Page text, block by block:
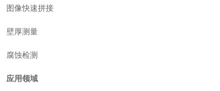
图像快速拼接
壁厚测量
腐蚀检测
应用领域